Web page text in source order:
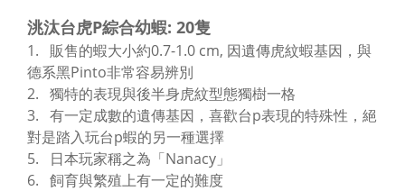
洮汰台虎P綜合幼蝦: 20隻
1. 販售的蝦大小約0.7-1.0 cm, 因遺傳虎紋蝦基因，與
德系黑Pinto非常容易辨別
2. 獨特的表現與後半身虎紋型態獨樹一格
3. 有一定成數的遺傳基因，喜歡台p表現的特殊性，絕
對是踏入玩台p蝦的另一種選擇
5.
日本玩家稱之為「Nanacy 」
6. 飼育與繁殖上有一定的難度